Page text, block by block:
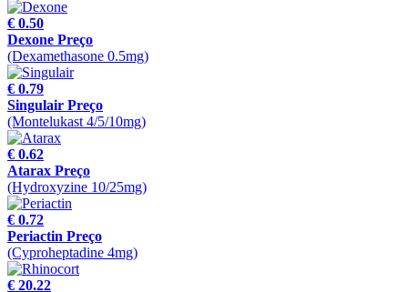
€ 0.50
Dexone Preço
(Dexamethasone 0.5mg)
€ 0.79
Singulair Preço
(Montelukast 4/5/10mg)
€ 0.62
Atarax Preço
(Hydroxyzine 10/25mg)
€ 0.72
Periactin Preço
(Cyproheptadine 4mg)
€ 20.22